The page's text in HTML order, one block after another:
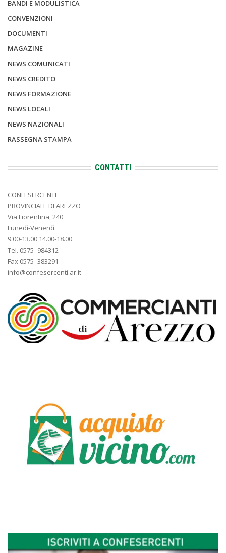
BANDI E MODULISTICA
CONVENZIONI
DOCUMENTI
MAGAZINE
NEWS COMUNICATI
NEWS CREDITO
NEWS FORMAZIONE
NEWS LOCALI
NEWS NAZIONALI
RASSEGNA STAMPA
CONTATTI
CONFESERCENTI
PROVINCIALE DI AREZZO
Via Fiorentina, 240
Lunedì-Venerdì:
9.00-13.00 14.00-18.00
Tel. 0575- 984312
Fax 0575- 383291
info@confesercenti.ar.it